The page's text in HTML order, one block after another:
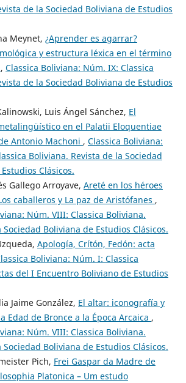
de la Sociedad Boliviana de Estudios
Meynet, ¿Aprender es agarrar?
y estructura léxica en el término
, Classica Boliviana: Núm. IX: Classica
de la Sociedad Boliviana de Estudios
Luis Ángel Sánchez, El
en el Palatii Eloquentiae
Antonio Machoni , Classica Boliviana:
Boliviana. Revista de la Sociedad
Clásicos.
Gallego Arroyave, Areté en los héroes
caballeros y La paz de Aristófanes ,
Núm. VIII: Classica Boliviana.
Sociedad Boliviana de Estudios Clásicos.
Apología, Crítón, Fedón: acta
Boliviana: Núm. I: Classica
del I Encuentro Boliviano de Estudios
Jaime González, El altar: iconografía y
Edad de Bronce a la Época Arcaica ,
Núm. VIII: Classica Boliviana.
Sociedad Boliviana de Estudios Clásicos.
Pich, Frei Gaspar da Madre de
Platonica – Um estudo